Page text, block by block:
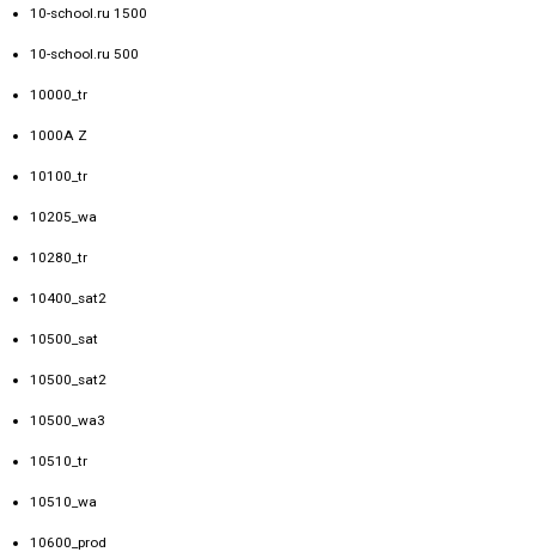
10-school.ru 1500
10-school.ru 500
10000_tr
1000A Z
10100_tr
10205_wa
10280_tr
10400_sat2
10500_sat
10500_sat2
10500_wa3
10510_tr
10510_wa
10600_prod